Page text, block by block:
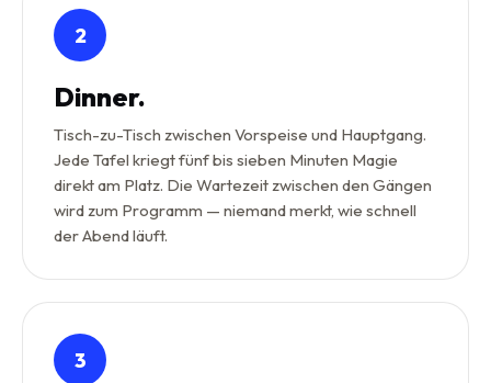
2
Dinner.
Tisch-zu-Tisch zwischen Vorspeise und Hauptgang.
Jede Tafel kriegt fünf bis sieben Minuten Magie
direkt am Platz. Die Wartezeit zwischen den Gängen
wird zum Programm — niemand merkt, wie schnell
der Abend läuft.
3